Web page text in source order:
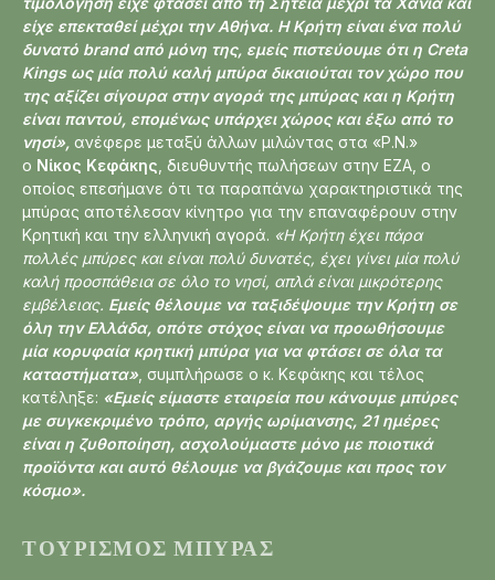
είχε επεκταθεί μέχρι την Αθήνα. Η Κρήτη είναι ένα πολύ
δυνατό brand από μόνη της, εμείς πιστεύουμε ότι η Creta
Kings ως μία πολύ καλή μπύρα δικαιούται τον χώρο που
της αξίζει σίγουρα στην αγορά της μπύρας και η Κρήτη
είναι παντού, επομένως υπάρχει χώρος και έξω από το
νησί», ανέφερε μεταξύ άλλων μιλώντας στα «Ρ.Ν.»
ο Νίκος Κεφάκης , διευθυντής πωλήσεων στην ΕΖΑ, ο
οποίος επεσήμανε ότι τα παραπάνω χαρακτηριστικά της
μπύρας αποτέλεσαν κίνητρο για την επαναφέρουν στην
Κρητική και την ελληνική αγορά. «Η Κρήτη έχει πάρα
πολλές μπύρες και είναι πολύ δυνατές, έχει γίνει μία πολύ
καλή προσπάθεια σε όλο το νησί, απλά είναι μικρότερης
εμβέλειας. Εμείς θέλουμε να ταξιδέψουμε την Κρήτη σε
όλη την Ελλάδα, οπότε στόχος είναι να προωθήσουμε
μία κορυφαία κρητική μπύρα για να φτάσει σε όλα τα
καταστήματα» , συμπλήρωσε ο κ. Κεφάκης και τέλος
κατέληξε: «Εμείς είμαστε εταιρεία που κάνουμε μπύρες
με συγκεκριμένο τρόπο, αργής ωρίμανσης, 21 ημέρες
είναι η ζυθοποίηση, ασχολούμαστε μόνο με ποιοτικά
προϊόντα και αυτό θέλουμε να βγάζουμε και προς τον
κόσμο».
ΤΟΥΡΙΣΜΌΣ ΜΠΎΡΑΣ